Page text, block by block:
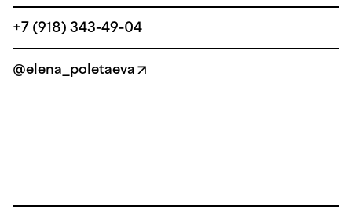
+7 (918) 343-49-04
@elena_poletaeva